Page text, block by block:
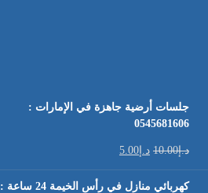
جلسات أرضية جاهزة في الإمارات :
0545681606
د.إ10.00 د.إ 5.00
كهربائي منازل في رأس الخيمة 24 ساعة :